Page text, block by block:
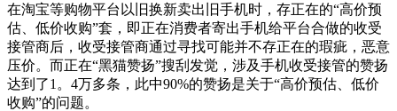
在淘宝等购物平台以旧换新卖出旧手机时，存正在的“高价预
估、低价收购”套，即正在消费者寄出手机给平台合做的收受
接管商后，收受接管商通过寻找可能并不存正在的瑕疵，恶意
压价。而正在“黑猫赞扬”搜刮发觉，涉及手机收受接管的赞扬
达到了1。4万多条，此中90%的赞扬是关于“高价预估、低价
收购”的问题。